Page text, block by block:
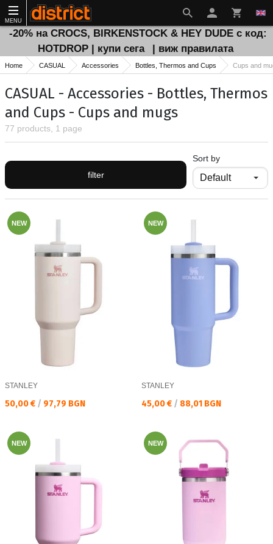
MENU
-20% на CROCS, BIRKENSTOCK & HEY DUDE с код:
HOTDROP | купи сега
| виж правилата
Home CASUAL Accessories Bottles, Thermos and Cups Cups and
CASUAL - Accessories - Bottles, Thermos
and Cups - Cups and mugs
77 products, 1 page
filter
Sort by
NEW
STANLEY
Текуща цена:
50,00 € / 97,79 BGN
NEW
STANLEY
Текуща цена:
45,00 € / 88,01 BGN
NEW NEW